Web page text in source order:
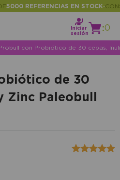
REFERENCIAS EN STOCK•
Iniciar
sesión
:0
con Probiótico de 30 cepas,
de 30
Zinc Paleobull